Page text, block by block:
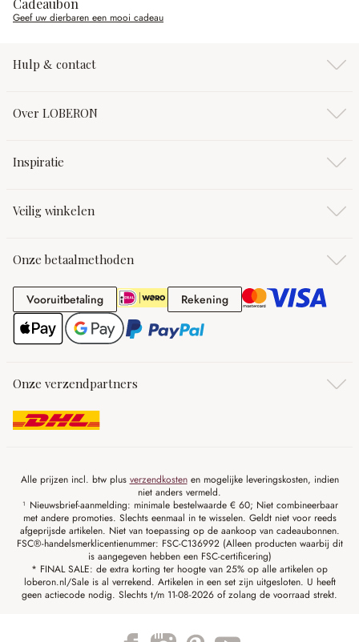
Cadeaubon
Geef uw dierbaren een mooi cadeau
Hulp & contact
Over LOBERON
Inspiratie
Veilig winkelen
Onze betaalmethoden
VooruitbetalingVooruitbetaling RekeningRekening
Onze verzendpartners
Alle prijzen incl. btw plus verzendkostenen mogelijke leveringskosten, indien
niet anders vermeld.
¹ Nieuwsbrief-aanmelding: minimale bestelwaarde € 60; Niet combineerbaar
met andere promoties. Slechts eenmaal in te wisselen. Geldt niet voor reeds
afgeprijsde artikelen. Niet van toepassing op de aankoop van cadeaubonnen.
FSC®-handelsmerklicentienummer: FSC-C136992 (Alleen producten waarbij dit
is aangegeven hebben een FSC-certificering)
* FINAL SALE: de extra korting ter hoogte van 25% op alle artikelen op
loberon.nl/Sale is al verrekend. Artikelen in een set zijn uitgesloten. U heeft
geen actiecode nodig. Slechts t/m 11-08-2026 of zolang de voorraad strekt.